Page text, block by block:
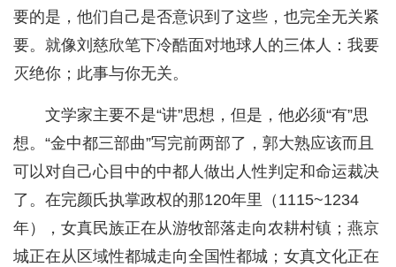
要的是，他们自己是否意识到了这些，也完全无关紧
要。就像刘慈欣笔下冷酷面对地球人的三体人：我要
灭绝你；此事与你无关。
文学家主要不是“讲”思想，但是，他必须“有”思
想。“金中都三部曲”写完前两部了，郭大熟应该而且
可以对自己心目中的中都人做出人性判定和命运裁决
了。在完颜氏执掌政权的那120年里（1115~1234
年），女真民族正在从游牧部落走向农耕村镇；燕京
城正在从区域性都城走向全国性都城；女真文化正在